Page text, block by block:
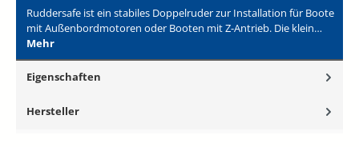
Ruddersafe ist ein stabiles Doppelruder zur Installation für Boote
mit Außenbordmotoren oder Booten mit Z-Antrieb. Die klein…
Mehr
Eigenschaften
Hersteller